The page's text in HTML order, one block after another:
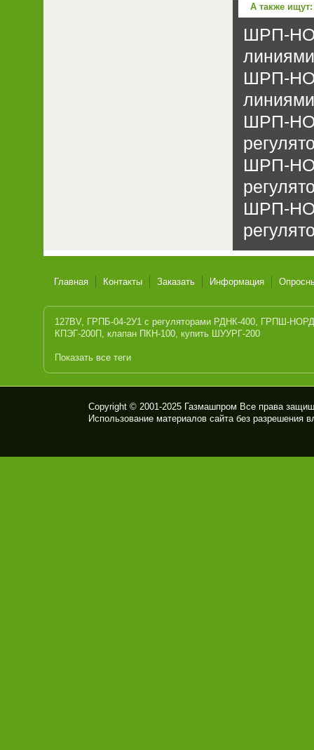
А также ищут:
ШРП-
ШРП-
ШРП-
ШРП-
ШРП-
Главная Контакты Заказать Информация
127BV, ГРПБ-04-2У1 с регуляторами РДНК-400
ГРПШ-
КПЭГ-200П
,клапан ПКН-100 ,купить ШУУРГ-200
Показать все теги
ГАЗ
Copyright © 2001-2025 Газмашпром Все права
Использование материалов сайта без разрешения